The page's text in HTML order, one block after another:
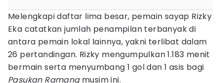
Melengkapi daftar lima besar, pemain sayap Rizky
Eka catatkan jumlah penampilan terbanyak di
antara pemain lokal lainnya, yakni terlibat dalam
26 pertandingan. Rizky mengumpulkan 1.183 menit
bermain serta menyumbang 1 gol dan 1 asis bagi
Pasukan Ramangmusim ini.